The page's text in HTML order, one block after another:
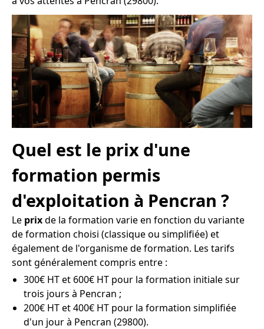
Quel est le prix d'une
formation permis
d'exploitation à Pencran ?
Le prixde la formation varie en fonction du variante
de formation choisi (classique ou simplifiée) et
également de l'organisme de formation. Les tarifs
sont généralement compris entre :
300€ HT et 600€ HT pour la formation initiale sur
trois jours à Pencran ;
200€ HT et 400€ HT pour la formation simplifiée
d'un jour à Pencran (29800).